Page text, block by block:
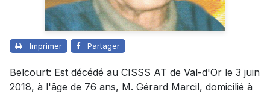
Imprimer Partager
Belcourt: Est décédé au CISSS AT de Val-d'Or le 3 juin
2018, à l'âge de 76 ans, M. Gérard Marcil, domicilié à